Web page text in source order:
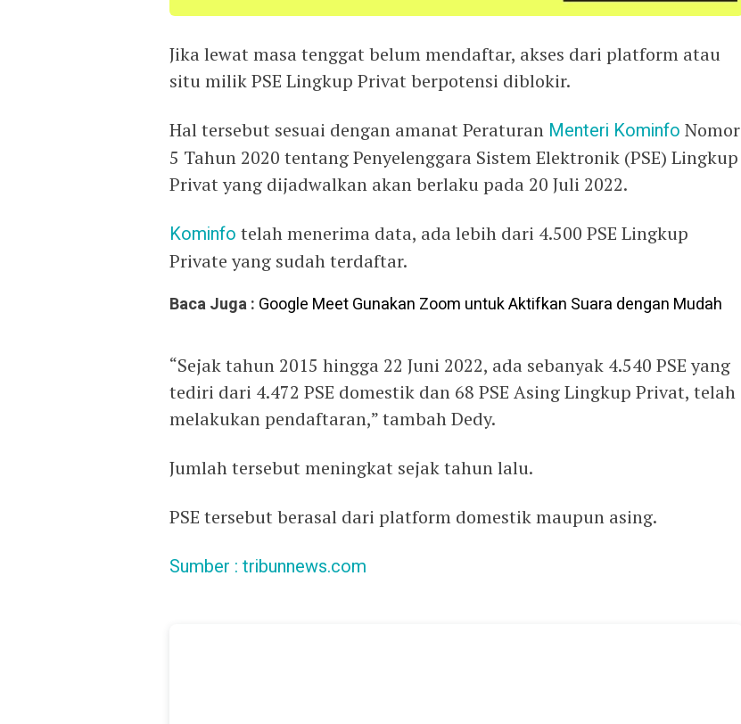
Jika lewat masa tenggat belum mendaftar, akses dari platform atau
situ milik PSE Lingkup Privat berpotensi diblokir.
Hal tersebut sesuai dengan amanat Peraturan Menteri Kominfo Nomor
5 Tahun 2020 tentang Penyelenggara Sistem Elektronik (PSE) Lingkup
Privat yang dijadwalkan akan berlaku pada 20 Juli 2022.
Kominfo telah menerima data, ada lebih dari 4.500 PSE Lingkup
Private yang sudah terdaftar.
Baca Juga : Google Meet Gunakan Zoom untuk Aktifkan Suara dengan Mudah
“Sejak tahun 2015 hingga 22 Juni 2022, ada sebanyak 4.540 PSE yang
tediri dari 4.472 PSE domestik dan 68 PSE Asing Lingkup Privat, telah
melakukan pendaftaran,” tambah Dedy.
Jumlah tersebut meningkat sejak tahun lalu.
PSE tersebut berasal dari platform domestik maupun asing.
Sumber : tribunnews.com